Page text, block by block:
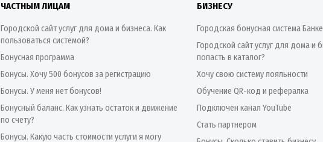
ЧАСТНЫМ ЛИЦАМ
Городской сайт услуг для дома и бизнеса. Как
пользоваться системой?
Бонусная программа
Бонусы. Хочу 500 бонусов за регистрацию
Бонусы. У меня нет бонусов!
Бонусный баланс. Как узнать остаток и движение
по счету?
Бонусы. Какую часть стоимости услуги я могу
БИЗНЕСУ
Городская бонусная система
Городской сайт услуг для дома и
попасть в каталог?
Хочу свою систему лояльности
Обучение QR-код и рефералка
Подключен канал YouTube
Стать партнером